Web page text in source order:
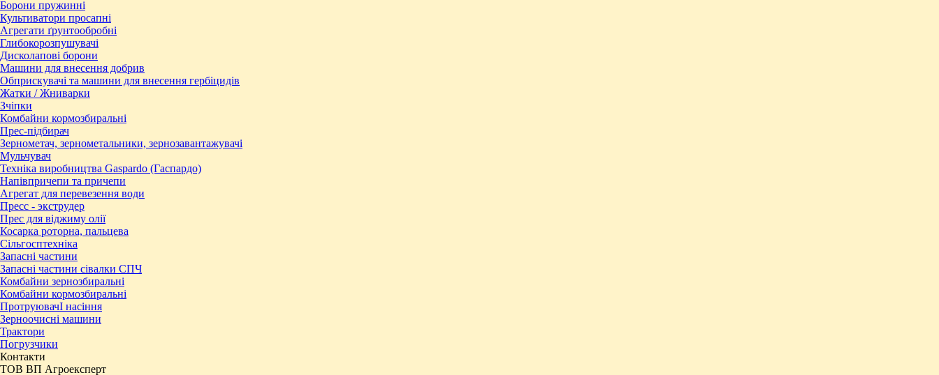
Борони пружинні
Культиватори просапні
Агрегати ґрунтообробні
Глибокорозпушувачі
Дисколапові борони
Машини для внесення добрив
Обприскувачі та машини для внесення гербіцидів
Жатки / Жниварки
Зчіпки
Комбайни кормозбиральні
Прес-підбирач
Зернометач, зернометальники, зернозавантажувачі
Мульчувач
Техніка виробництва Gaspardo (Гаспардо)
Напівпричепи та причепи
Агрегат для перевезення води
Пресc - экструдер
Прес для віджиму олії
Косарка роторна, пальцева
Сільгосптехніка
Запасні частини
Запасні частини сівалки СПЧ
Комбайни зернозбиральні
Комбайни кормозбиральні
ПротруювачІ насіння
Зерноочисні машини
Трактори
Погрузчики
Контакти
ТОВ ВП Агроексперт